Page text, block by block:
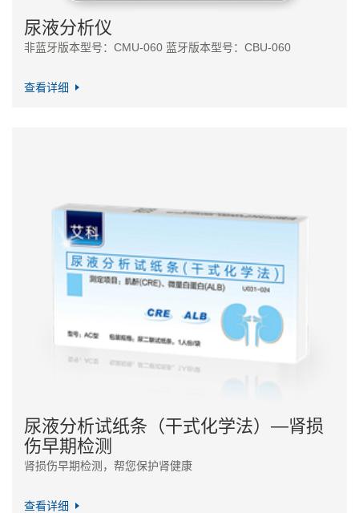
尿液分析仪
非蓝牙版本型号：CMU-060 蓝牙版本型号：CBU-060
查看详细
尿液分析试纸条（干式化学法）—肾损
伤早期检测
肾损伤早期检测，帮您保护肾健康
查看详细